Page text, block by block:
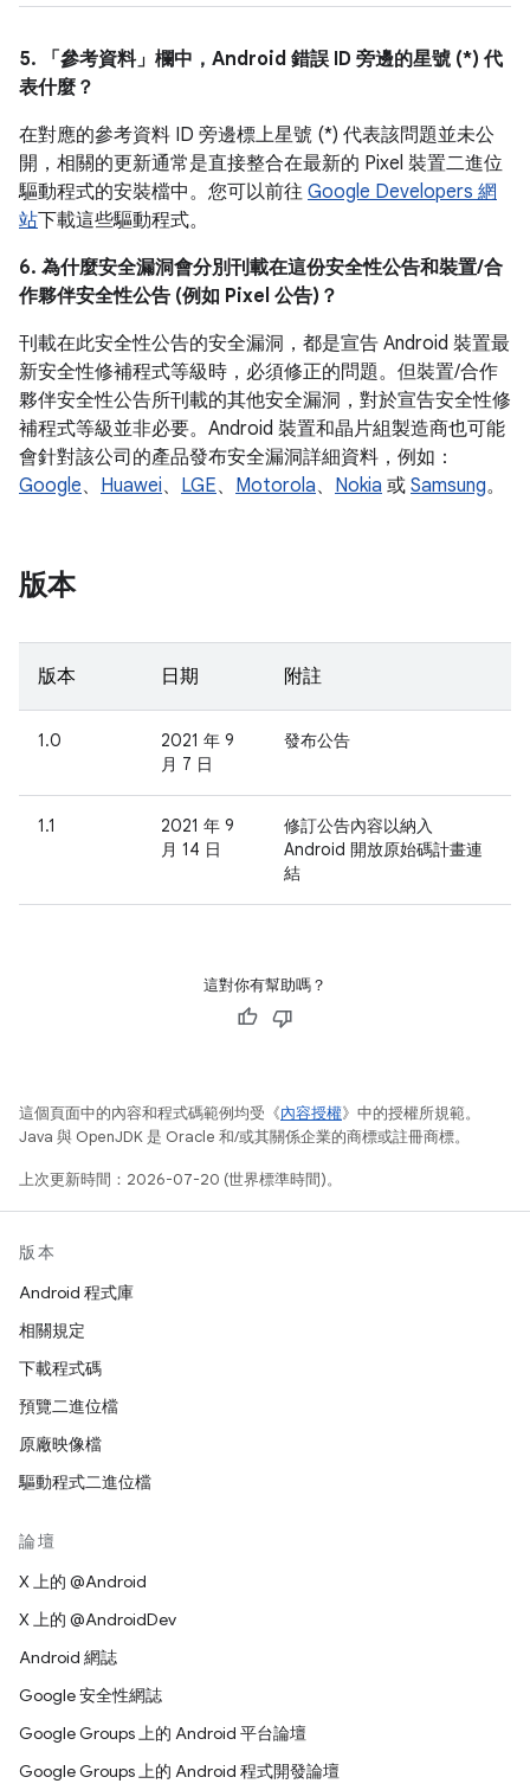
5. 「參考資料」 欄中，Android 錯誤 ID 旁邊的星號 (*) 代
表什麼？
在對應的參考資料 ID 旁邊標上星號 (*) 代表該問題並未公
開，相關的更新通常是直接整合在最新的 Pixel 裝置二進位
驅動程式的安裝檔中。您可以前往 Google Developers 網
站下載這些驅動程式。
6. 為什麼安全漏洞會分別刊載在這份安全性公告和裝置/合
作夥伴安全性公告 (例如 Pixel 公告)？
刊載在此安全性公告的安全漏洞，都是宣告 Android 裝置最
新安全性修補程式等級時，必須修正的問題。但裝置/合作
夥伴安全性公告所刊載的其他安全漏洞，對於宣告安全性修
補程式等級並非必要。Android 裝置和晶片組製造商也可能
會針對該公司的產品發布安全漏洞詳細資料，例如：
Google、 Huawei、 LGE、 Motorola、 Nokia 或 Samsung。
版本
版本 日期 附註
1.0
2021 年 9
月 7 日
發布公告
1.1
2021 年 9
月 14 日
修訂公告內容以納入
Android 開放原始碼計畫連
結
這對你有幫助嗎？
這個頁面中的內容和程式碼範例均受《內容授權》中的授權所規範。
Java 與 OpenJDK 是 Oracle 和/或其關係企業的商標或註冊商標。
上次更新時間：2026-07-20 (世界標準時間)。
版本
Android 程式庫
相關規定
下載程式碼
預覽二進位檔
原廠映像檔
驅動程式二進位檔
論壇
X 上的 @Android
X 上的 @AndroidDev
Android 網誌
Google 安全性網誌
Google Groups 上的 Android 平台論壇
Google Groups 上的 Android 程式開發論壇